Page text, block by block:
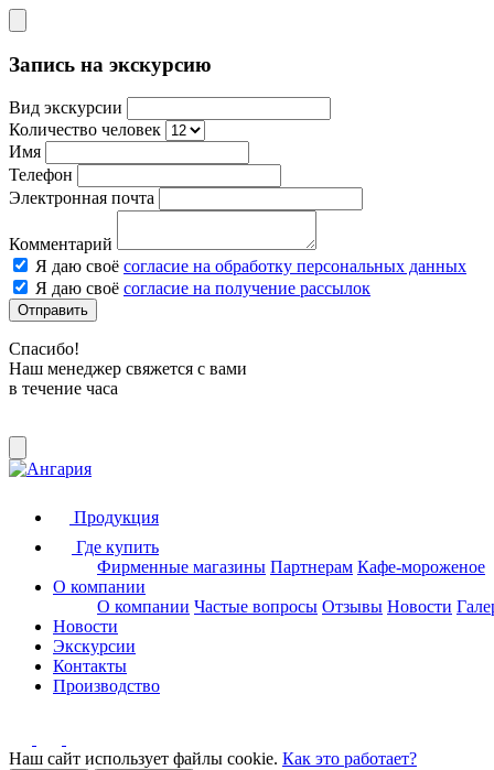
Запись на экскурсию
Вид экскурсии
Количество человек
Имя
Телефон
Электронная почта
Комментарий
Я даю своё согласие на обработку персональных данных
Я даю своё согласие на получение рассылок
Отправить
Спасибо!
Наш менеджер свяжется с вами
в течение часа
Продукция
Где купить
Фирменные магазины Партнерам Кафе-мороженое
О компании
О компании Частые вопросы Отзывы Новости
Новости
Экскурсии
Контакты
Производство
Наш сайт использует файлы cookie. Как это работает?